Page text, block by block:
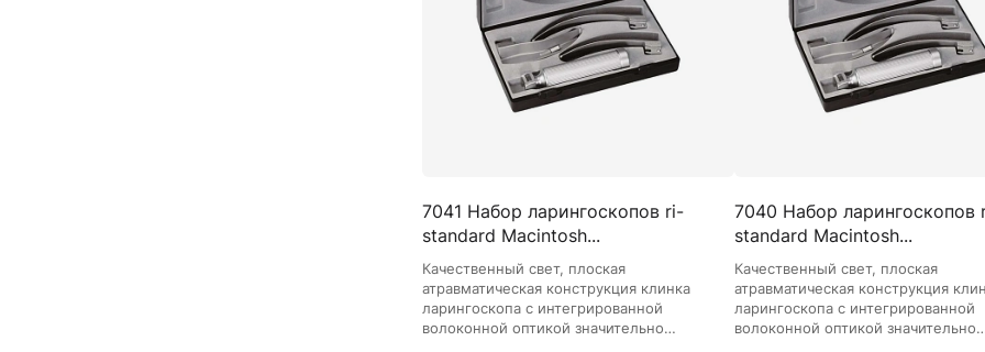
7041 Набор ларингоскопов ri-
standard Macintosh...
Качественный свет, плоская
атравматическая конструкция клинка
ларингоскопа с интегрированной
волоконной оптикой значительно
7040 Набор ларингоскопов
standard Macintosh...
Качественный свет, плоская
атравматическая конструкция
ларингоскопа с интегрированной
волоконной оптикой значительно